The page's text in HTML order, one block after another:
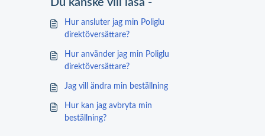
Du kanske vill läsa -
Hur ansluter jag min Poliglu
direktöversättare?
Hur använder jag min Poliglu
direktöversättare?
Jag vill ändra min beställning
Hur kan jag avbryta min
beställning?